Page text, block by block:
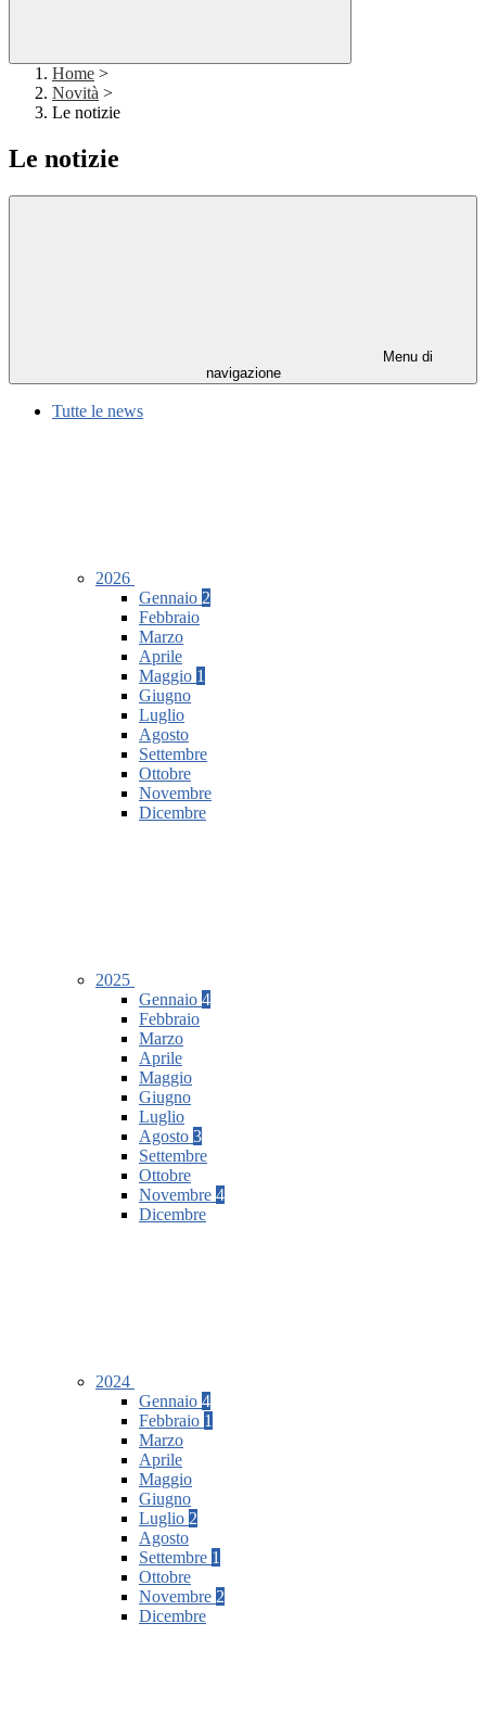
Home >
Novità >
Le notizie
Le notizie
Menu di
navigazione
Tutte le news
2026
Gennaio 2
Febbraio
Marzo
Aprile
Maggio 1
Giugno
Luglio
Agosto
Settembre
Ottobre
Novembre
Dicembre
2025
Gennaio 4
Febbraio
Marzo
Aprile
Maggio
Giugno
Luglio
Agosto 3
Settembre
Ottobre
Novembre 4
Dicembre
2024
Gennaio 4
Febbraio 1
Marzo
Aprile
Maggio
Giugno
Luglio 2
Agosto
Settembre 1
Ottobre
Novembre 2
Dicembre